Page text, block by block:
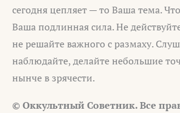
сегодня цепляет — то Ваша тема.
Ваша подлинная сила. Не
не решайте важного с размаху.
наблюдайте, делайте небольшие
нынче в зрячести.
© Оккультный Советник. Все